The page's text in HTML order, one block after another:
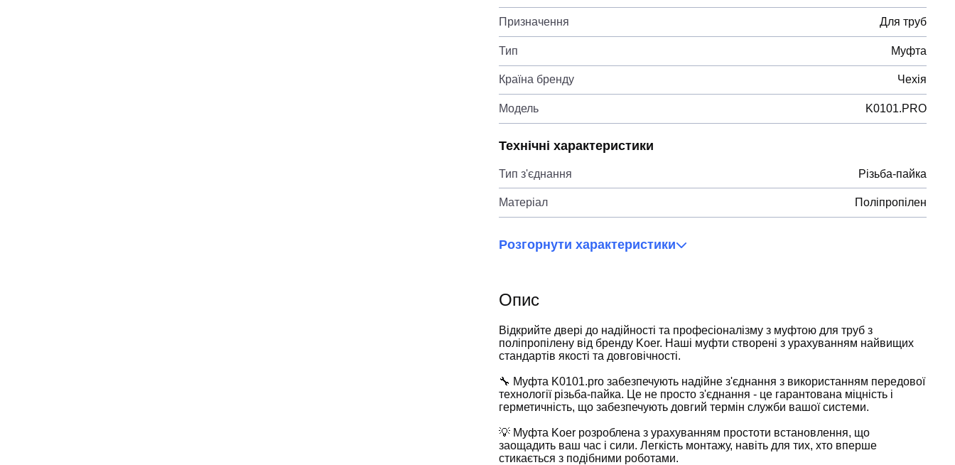
Призначення Для труб
Тип Муфта
Країна бренду Чехія
Модель K0101.PRO
Технічні характеристики
Тип з'єднання Різьба-пайка
Матеріал Поліпропілен
Розгорнути характеристики
Опис
Відкрийте двері до надійності та професіоналізму з муфтою для труб з
поліпропілену від бренду Koer. Наші муфти створені з урахуванням найвищих
стандартів якості та довговічності.
🔧 Муфта K0101.pro забезпечують надійне з'єднання з використанням передової
технології різьба-пайка. Це не просто з'єднання - це гарантована міцність і
герметичність, що забезпечують довгий термін служби вашої системи.
💡 Муфта Koer розроблена з урахуванням простоти встановлення, що
заощадить ваш час і сили. Легкість монтажу, навіть для тих, хто вперше
стикається з подібними роботами.